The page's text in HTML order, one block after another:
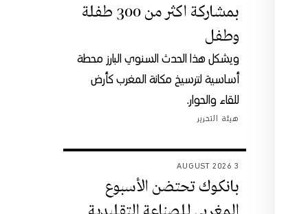
بمشاركة اكثر من 300 طفلة
وطفل
ويشكل هذا الحدث السنوي البارز محطة
أساسية لترسيخ مكانة المغرب كأرض
للقاء والحوار.
هيئة التحرير
3 AUGUST 2026
بانكوك تحتضن الأسبوع